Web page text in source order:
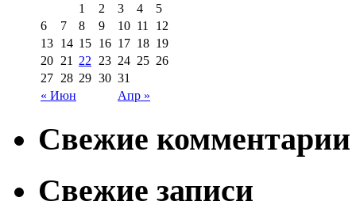
« Июн Апр »
1 2 3 4
5
6
7 8 9 10 11
12
13 14 15 16 17 18 19
20 21 22 23 24 25 26
27 28 29 30 31
Свежие комментарии
Свежие записи